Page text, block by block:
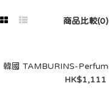
商品比較(0)
HK$1,111